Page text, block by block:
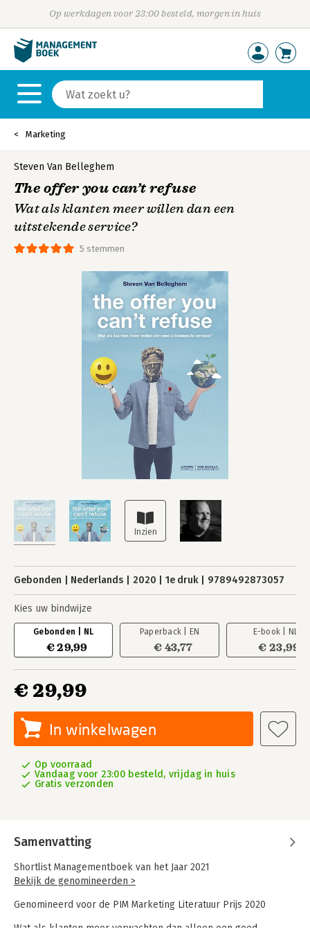
Op werkdagen voor 23:00 besteld, morgen in huis
Marketing
5 stemmen
Steven Van Belleghem
The offer you can’t refuse
Wat als klanten meer willen dan een
uitstekende service?
Gebonden Nederlands 2020 1e druk 9789492873057
Kies uw bindwijze
Gebonden | NL
€ 29,99
Paperback | EN
€ 43,77
E-book | NL
€ 23,99
€ 29,99
In winkelwagen
Op voorraad
Vandaag voor 23:00 besteld, vrijdag in huis
Gratis verzonden
Samenvatting
Shortlist Managementboek van het Jaar 2021
Bekijk de genomineerden >
Genomineerd voor de PIM Marketing Literatuur Prijs 2020
Wat als klanten meer verwachten dan alleen een goed